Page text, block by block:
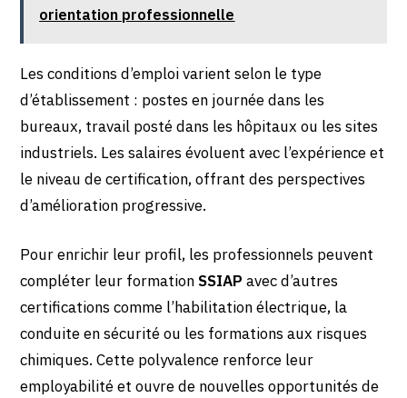
orientation professionnelle
Les conditions d’emploi varient selon le type
d’établissement : postes en journée dans les
bureaux, travail posté dans les hôpitaux ou les sites
industriels. Les salaires évoluent avec l’expérience et
le niveau de certification, offrant des perspectives
d’amélioration progressive.
Pour enrichir leur profil, les professionnels peuvent
compléter leur formationSSIAP avec d’autres
certifications comme l’habilitation électrique, la
conduite en sécurité ou les formations aux risques
chimiques. Cette polyvalence renforce leur
employabilité et ouvre de nouvelles opportunités de